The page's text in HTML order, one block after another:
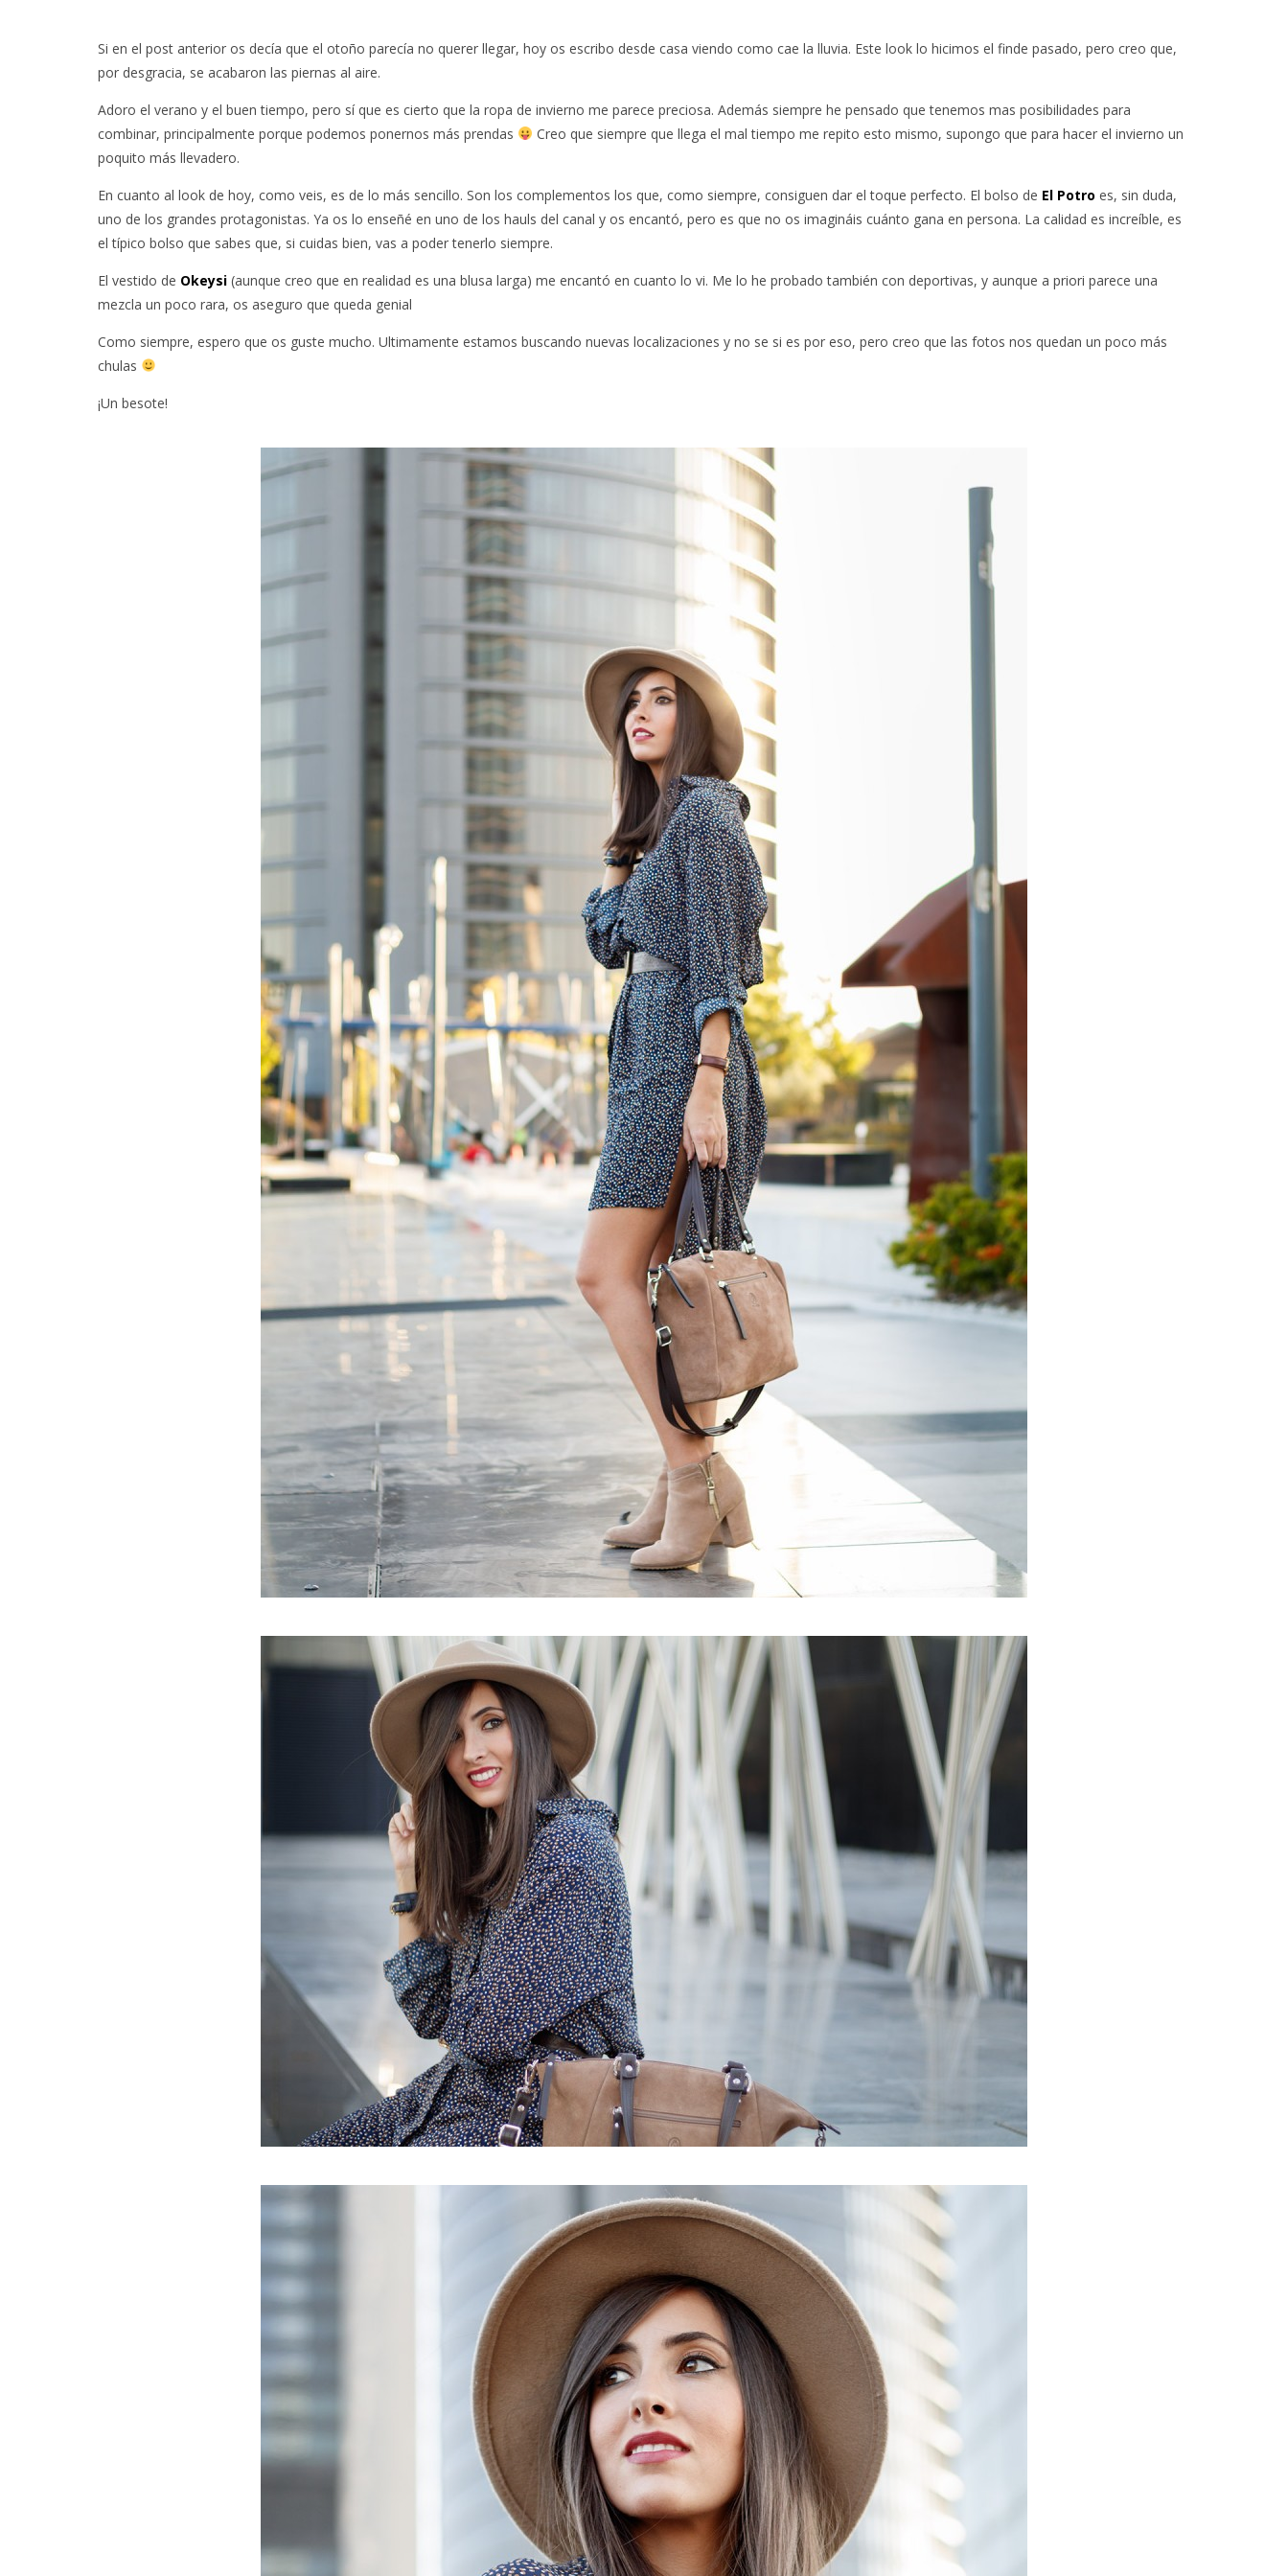
Si en el post anterior os decía que el otoño parecía no querer llegar, hoy os escribo desde casa viendo como cae la lluvia. Este look lo hicimos el finde pasado, pero creo que,
por desgracia, se acabaron las piernas al aire.
Adoro el verano y el buen tiempo, pero sí que es cierto que la ropa de invierno me parece preciosa. Además siempre he pensado que tenemos mas posibilidades para
combinar, principalmente porque podemos ponernos más prendas
Creo que siempre que llega el mal tiempo me repito esto mismo, supongo que para hacer el invierno un
poquito más llevadero.
En cuanto al look de hoy, como veis, es de lo más sencillo. Son los complementos los que, como siempre, consiguen dar el toque perfecto. El bolso de El Potro es, sin duda,
uno de los grandes protagonistas. Ya os lo enseñé en uno de los hauls del canal y os encantó, pero es que no os imagináis cuánto gana en persona. La calidad es increíble, es
el típico bolso que sabes que, si cuidas bien, vas a poder tenerlo siempre.
El vestido de Okeysi (aunque creo que en realidad es una blusa larga) me encantó en cuanto lo vi. Me lo he probado también con deportivas, y aunque a priori parece una
mezcla un poco rara, os aseguro que queda genial
Como siempre, espero que os guste mucho. Ultimamente estamos buscando nuevas localizaciones y no se si es por eso, pero creo que las fotos nos quedan un poco más
chulas
¡Un besote!